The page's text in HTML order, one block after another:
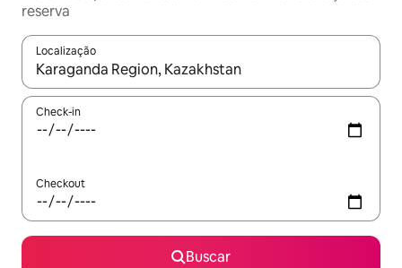
reserva
Localização
Quando os resultados estiverem disponíveis, explore-os
Check-in
Checkout
Buscar